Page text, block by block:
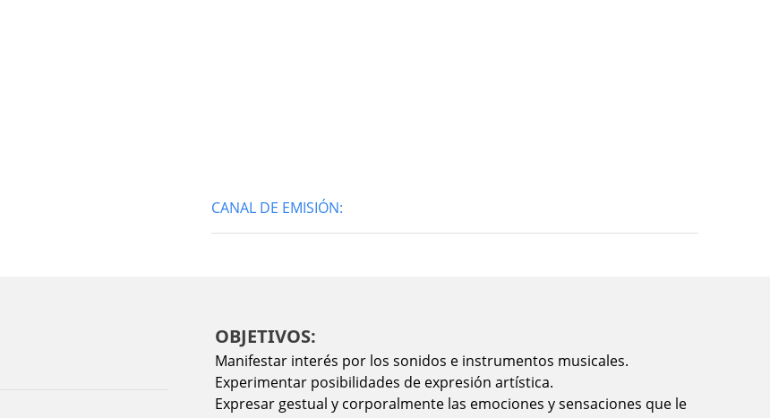
CANAL DE EMISIÓN:
OBJETIVOS:
Manifestar interés por los sonidos e instrumentos musicales.
Experimentar posibilidades de expresión artística.
Expresar gestual y corporalmente las emociones y sensaciones que le